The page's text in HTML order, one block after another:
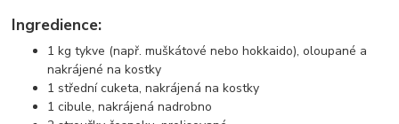
Ingredience:
1 kg tykve (např. muškátové nebo hokkaido), oloupané a
nakrájené na kostky
1 střední cuketa, nakrájená na kostky
1 cibule, nakrájená nadrobno